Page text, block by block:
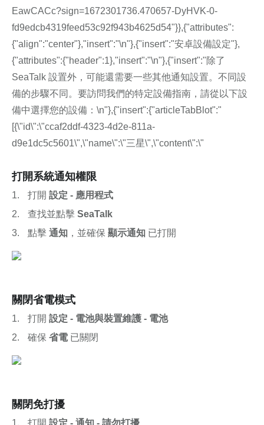
EawCACc?sign=1672301736.470657-DyHVK-0-
fd9edcb4319feed53c92f943b4625d54"}},{"attributes":
{"align":"center"},"insert":"\n"},{"insert":"安卓設備設定"},
{"attributes":{"header":1},"insert":"\n"},{"insert":"除了
SeaTalk 設置外，可能還需要一些其他通知設置。不同設
備的步驟不同。要訪問我們的特定設備指南，請從以下設
備中選擇您的設備：\n"},{"insert":{"articleTabBlot":"
[{\"id\":\"ccaf2ddf-4323-4d2e-811a-
d9e1dc5c5601\",\"name\":\"三星\",\"content\":\"
打開系統通知權限
打開 設定 - 應用程式
查找並點擊 SeaTalk
點擊 通知 ，並確保 顯示通知 已打開
關閉省電模式
打開 設定 - 電池與裝置維護 - 電池
確保 省電 已關閉
關閉免打擾
打開 設定 - 通知 - 請勿打擾